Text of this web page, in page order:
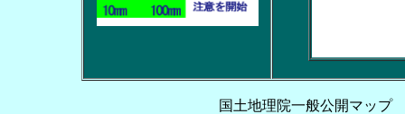
国土地理院一般公開マップ